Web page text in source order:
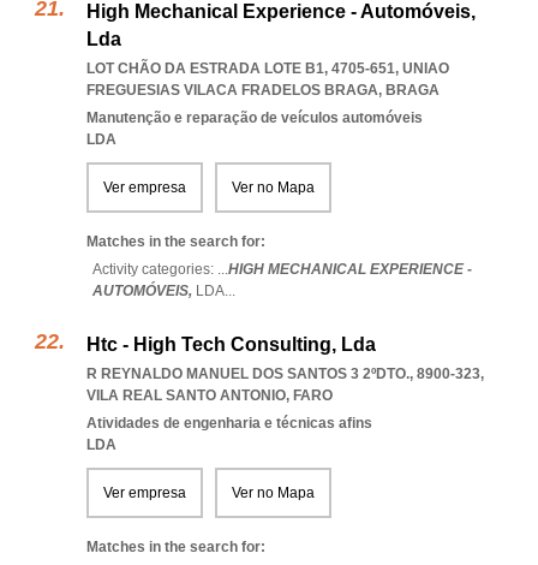
High Mechanical Experience - Automóveis,
Lda
LOT CHÃO DA ESTRADA LOTE B1, 4705-651, UNIAO
FREGUESIAS VILACA FRADELOS BRAGA, BRAGA
Manutenção e reparação de veículos automóveis
LDA
Ver empresa Ver no Mapa
Matches in the search for:
Activity categories: ...HIGH MECHANICAL EXPERIENCE -
AUTOMÓVEIS, LDA...
Htc - High Tech Consulting, Lda
R REYNALDO MANUEL DOS SANTOS 3 2ºDTO., 8900-323,
VILA REAL SANTO ANTONIO, FARO
Atividades de engenharia e técnicas afins
LDA
Ver empresa Ver no Mapa
Matches in the search for: